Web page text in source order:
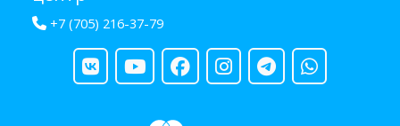
+7 (705) 216-37-79